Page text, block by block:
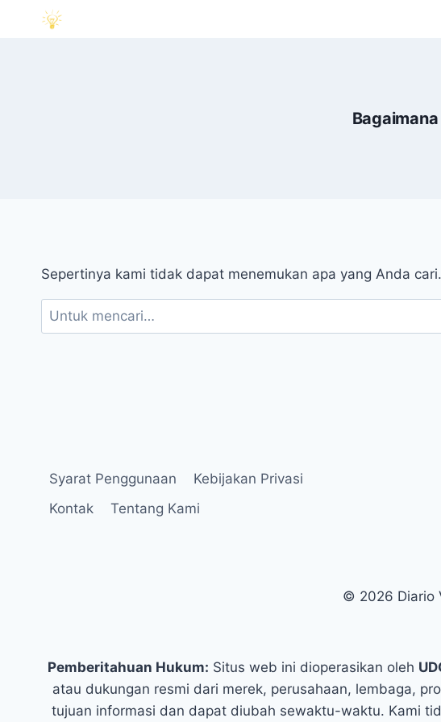
Sepertinya kami tidak dapat menemukan apa yang Anda
Syarat Penggunaan
Kebijakan Privasi
Kontak
Tentang Kami
© 2026 Diario
Pemberitahuan Hukum: Situs web ini dioperasikan oleh
atau dukungan resmi dari merek, perusahaan, lembaga,
tujuan informasi dan dapat diubah sewaktu-waktu. Kami